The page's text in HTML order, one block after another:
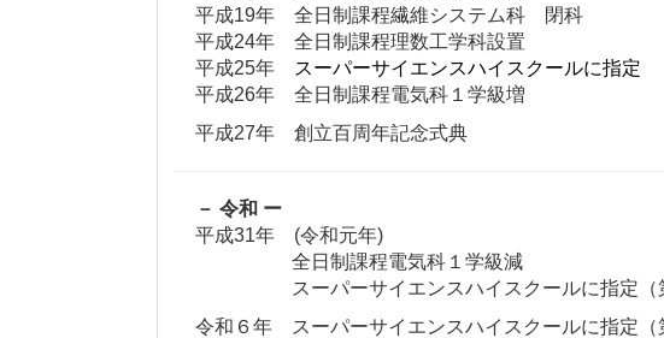
平成19年 全日制課程繊維システム科 閉科
平成24年 全日制課程理数工学科設置
平成25年
スーパーサイエンスハイスクールに指定
平成26年 全日制課程電気科１学級増
平成27年 創立百周年記念式典
－ 令和 ー
平成31年 (令和元年)
全日制課程電気科１学級減
スーパーサイエンスハイスクールに指定（第
令和６年 スーパーサイエンスハイスクールに指定（